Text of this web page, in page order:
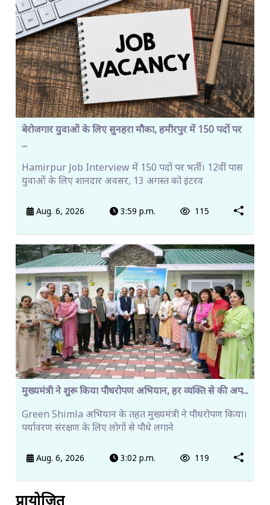
बेरोजगार युवाओं के लिए सुनहरा मौका, हमीरपुर में 150 पदों पर
...
Hamirpur Job Interview में 150 पदों पर भर्ती। 12वीं पास
युवाओं के लिए शानदार अवसर, 13 अगस्त को इंटरव
Aug. 6, 2026 3:59 p.m. 115
मुख्यमंत्री ने शुरू किया पौधरोपण अभियान, हर व्यक्ति से की अप...
Green Shimla अभियान के तहत मुख्यमंत्री ने पौधरोपण किया।
पर्यावरण संरक्षण के लिए लोगों से पौधे लगाने
Aug. 6, 2026 3:02 p.m. 119